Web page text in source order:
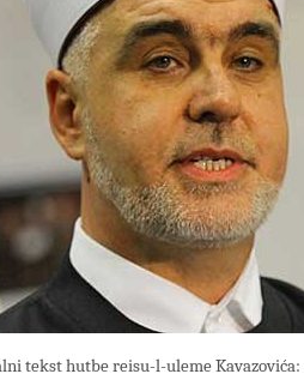
tekst hutbe reisu-l-uleme Kavazovića: